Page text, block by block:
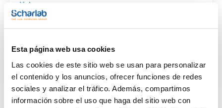
Esta página web usa cookies
Las cookies de este sitio web se usan para personalizar
el contenido y los anuncios, ofrecer funciones de redes
sociales y analizar el tráfico. Además, compartimos
información sobre el uso que haga del sitio web con
Volumen
500mg
CAS
[102-56-7](1)